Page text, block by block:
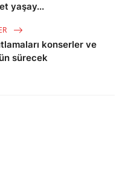
yaşay...
konserler ve
sürecek